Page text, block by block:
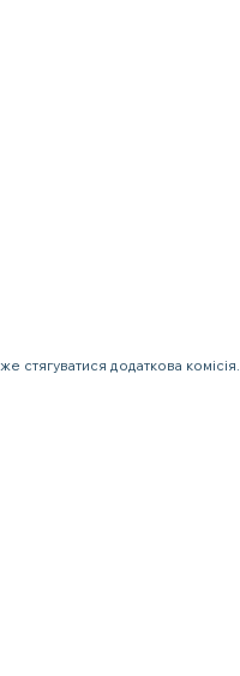
стягуватися додаткова комісія.